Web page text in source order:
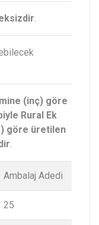
.
(inç) göre
Rural Ek
göre üretilen
.
Ambalaj Adedi
25